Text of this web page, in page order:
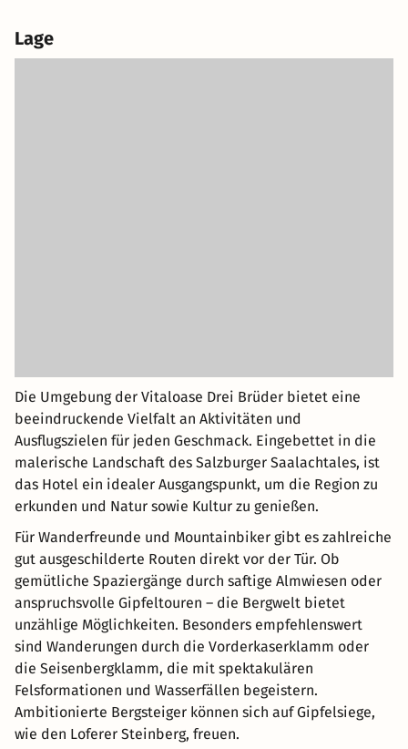
Lage
Die Umgebung der Vitaloase Drei Brüder bietet eine
beeindruckende Vielfalt an Aktivitäten und
Ausflugszielen für jeden Geschmack. Eingebettet in die
malerische Landschaft des Salzburger Saalachtales, ist
das Hotel ein idealer Ausgangspunkt, um die Region zu
erkunden und Natur sowie Kultur zu genießen.
Für Wanderfreunde und Mountainbiker gibt es zahlreiche
gut ausgeschilderte Routen direkt vor der Tür. Ob
gemütliche Spaziergänge durch saftige Almwiesen oder
anspruchsvolle Gipfeltouren – die Bergwelt bietet
unzählige Möglichkeiten. Besonders empfehlenswert
sind Wanderungen durch die Vorderkaserklamm oder
die Seisenbergklamm, die mit spektakulären
Felsformationen und Wasserfällen begeistern.
Ambitionierte Bergsteiger können sich auf Gipfelsiege,
wie den Loferer Steinberg, freuen.